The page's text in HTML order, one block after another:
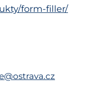
form-filler/